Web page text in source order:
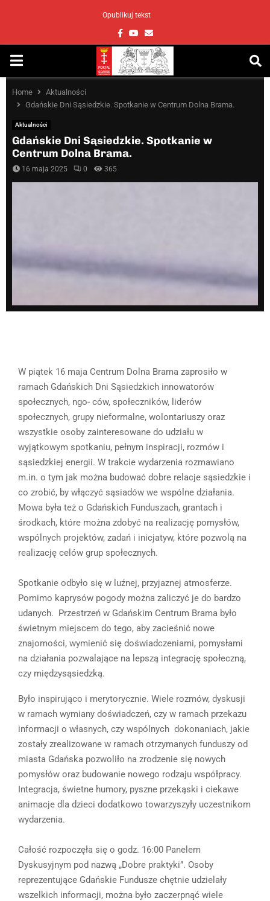
Opublikuj tekst
Facebook
Youtube
Email
PRIMARY
MENU
Home
Aktualności
Gdańskie Dni Sąsiedzkie. Spotkanie w Centrum Dolna Brama.
Aktualności
Gdańskie Dni Sąsiedzkie. Spotkanie w
Centrum Dolna Brama.
16 maja 2025 0 365
W piątek 16 maja Centrum Dolna Brama zaprosiło w
ramach Gdańskich Dni Sąsiedzkich innowatorów
społecznych, ngo- ców, społeczników, liderów
społecznych, grupy nieformalne, wolontariuszy oraz
wszystkie osoby zainteresowane do udziału w
wyjątkowym spotkaniu, pełnym inspiracji, rozmów i
sąsiedzkiej energii. W trakcie wydarzenia rozmawiano
m.in. o tym jak można budować dobre relacje sąsiedzkie i
co zrobić, by włączyć sąsiadów we wspólne działania.
Mowa była też o Gdańskich Funduszach, grantach i
środkach, które można zdobyć na realizację pomysłów,
wspólnych projektów, zadań i inicjatyw, które pozwolą na
realizację celów grup społecznych.
Spotkanie odbyło się w luźnej, przyjaznej atmosferze.
Pomimo kaprysów pogody można zaliczyć je do bardzo
udanych. Przestrzeń w Gdańskim Centrum Brama było
świetnym miejscem do tego, aby zacieśnić nowe
znajomości, wymienić się doświadczeniami, pomysłami
na działania pozwalające na lepszą integrację społeczną,
czy międzysąsiedzką.
Było inspirująco i merytorycznie. Wiele rozmów, dyskusji
w ramach wymiany doświadczeń, czy w ramach przekazu
informacji o własnych, czy wspólnych dokonaniach, jakie
zostały zrealizowane w ramach otrzymanych funduszy od
miasta Gdańska pozwoliło na zrodzenie się nowych
pomysłów oraz budowanie nowego rodzaju współpracy.
Integracja, świetne humory, pyszne przekąski i ciekawe
animacje dla dzieci dodatkowo towarzyszyły uczestnikom
wydarzenia.
Całość rozpoczęła się o godz. 16:00 Panelem
Dyskusyjnym pod nazwą „Dobre praktyki”. Osoby
reprezentujące Gdańskie Fundusze chętnie udzielały
wszelkich informacji, można było zaczerpnąć wiele